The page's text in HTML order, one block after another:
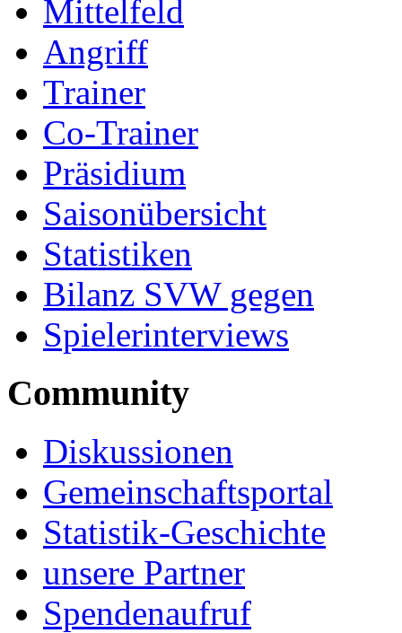
Mittelfeld
Angriff
Trainer
Co-Trainer
Präsidium
Saisonübersicht
Statistiken
Bilanz SVW gegen
Spielerinterviews
Community
Diskussionen
Gemeinschaftsportal
Statistik-Geschichte
unsere Partner
Spendenaufruf